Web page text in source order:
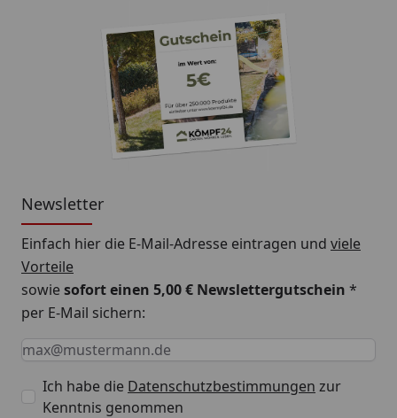
Newsletter
Einfach hier die E-Mail-Adresse eintragen und viele
Vorteile
sowiesofort einen 5,00 € Newslettergutschein *
per E-Mail sichern:
Keine Eingabe erforderlich
Eingabe erforderlich
E-Mail *
Ich habe die Datenschutzbestimmungen zur
Kenntnis genommen